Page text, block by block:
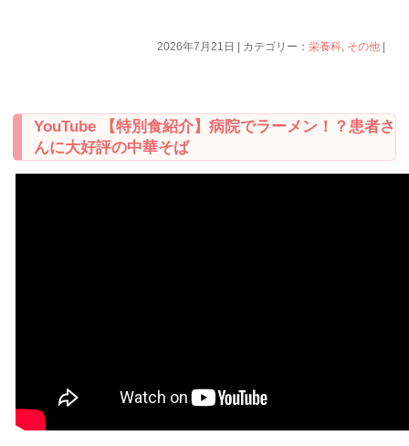
2026年7月21日 | カテゴリー：栄養科 その他 |
YouTube 【特別食紹介】病院でラーメン！？患者さ
んに大好評の中華そば